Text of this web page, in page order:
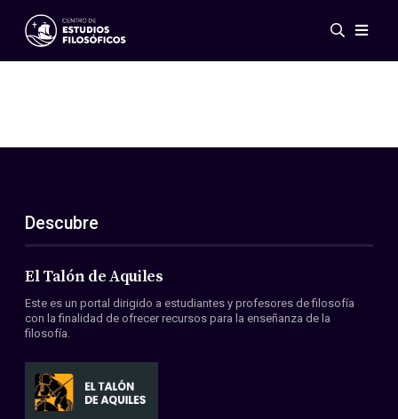
Eventos
ES
EN
Acerca de nosotros
Miembros
Convenios
Descubre
El Talón de Aquiles
Este es un portal dirigido a estudiantes y profesores de filosofía
con la finalidad de ofrecer recursos para la enseñanza de la
filosofía.